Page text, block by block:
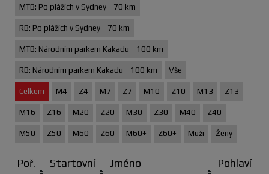
MTB: Po plážích v Sydney - 70 km
RB: Po plážích v Sydney - 70 km
MTB: Národním parkem Kakadu - 100 km
RB: Národním parkem Kakadu - 100 km Vše
Celkem M4 Z4 M7 Z7 M10 Z10 M13 Z13
M16 Z16 M20 Z20 M30 Z30 M40 Z40
M50 Z50 M60 Z60 M60+ Z60+ Muži Ženy
Poř.
Startovní
Jméno Pohlaví